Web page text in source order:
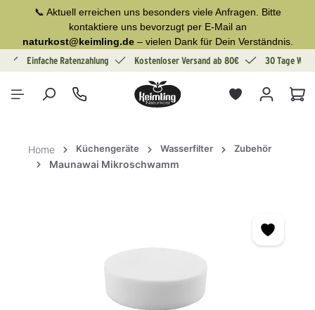
springen
📞 Aktuell erreichen uns besonders viele Anfragen. Bitte
kontaktiere uns bevorzugt per E-Mail an
naturkost@keimling.de– vielen Dank für Dein Verständnis.
Einfache Ratenzahlung Kostenloser Versand ab 80€ 30 Tage
Home Küchengeräte Wasserfilter Zubehör
Maunawai Mikroschwamm